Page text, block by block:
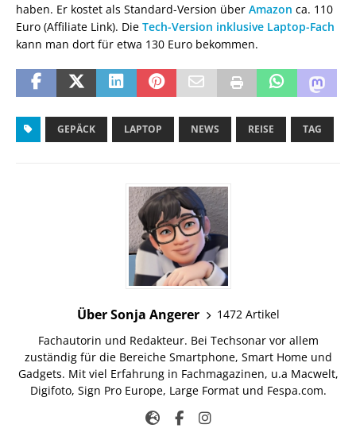
haben. Er kostet als Standard-Version über Amazon ca. 110
Euro (Affiliate Link). Die Tech-Version inklusive Laptop-Fach
kann man dort für etwa 130 Euro bekommen.
GEPÄCK LAPTOP NEWS REISE TAG
Über Sonja Angerer
1472 Artikel
Fachautorin und Redakteur. Bei Techsonar vor allem
zuständig für die Bereiche Smartphone, Smart Home und
Gadgets. Mit viel Erfahrung in Fachmagazinen, u.a Macwelt,
Digifoto, Sign Pro Europe, Large Format und Fespa.com.